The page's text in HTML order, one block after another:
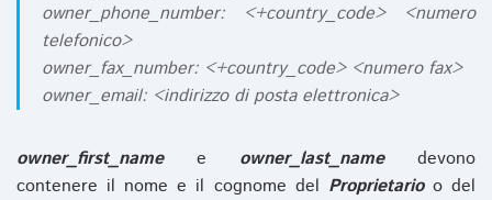
owner_phone_number: <+country_code> <numero
telefonico>
owner_fax_number: <+country_code> <numero fax>
owner_email: <indirizzo di posta elettronica>
owner_first_namee owner_last_namedevono
contenere il nome e il cognome del Proprietarioo del